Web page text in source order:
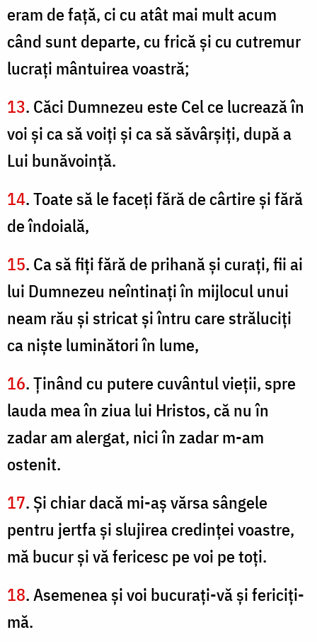
eram de faţă, ci cu atât mai mult acum
când sunt departe, cu frică şi cu cutremur
lucraţi mântuirea voastră;
13. Căci Dumnezeu este Cel ce lucrează în
voi şi ca să voiţi şi ca să săvârşiţi, după a
Lui bunăvoinţă.
14. Toate să le faceţi fără de cârtire şi fără
de îndoială,
15. Ca să fiţi fără de prihană şi curaţi, fii ai
lui Dumnezeu neîntinaţi în mijlocul unui
neam rău şi stricat şi întru care străluciţi
ca nişte luminători în lume,
16. Ţinând cu putere cuvântul vieţii, spre
lauda mea în ziua lui Hristos, că nu în
zadar am alergat, nici în zadar m-am
ostenit.
17. Şi chiar dacă mi-aş vărsa sângele
pentru jertfa şi slujirea credinţei voastre,
mă bucur şi vă fericesc pe voi pe toţi.
18. Asemenea şi voi bucuraţi-vă şi fericiţi-
mă.